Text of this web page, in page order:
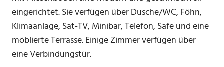
eingerichtet. Sie verfügen über Dusche/WC, Föhn,
Klimaanlage, Sat-TV, Minibar, Telefon, Safe und eine
möblierte Terrasse. Einige Zimmer verfügen über
eine Verbindungstür.